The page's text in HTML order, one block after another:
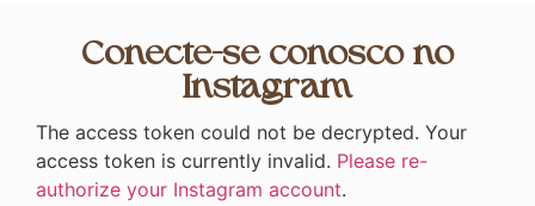
Conecte-se conosco no
Instagram
The access token could not be decrypted. Your
access token is currently invalid. Please re-
authorize your Instagram account.